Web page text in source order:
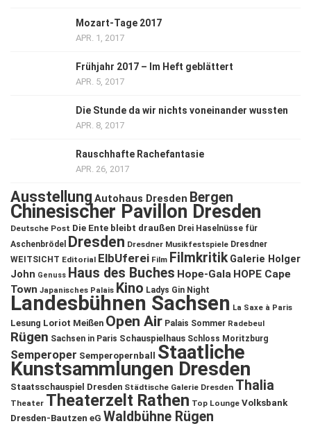
Mozart-Tage 2017
APR. 1, 2017
Frühjahr 2017 – Im Heft geblättert
APR. 5, 2017
Die Stunde da wir nichts voneinander wussten
APR. 8, 2017
Rauschhafte Rachefantasie
APR. 26, 2017
Ausstellung Autohaus Dresden Bergen
Chinesischer Pavillon Dresden
Deutsche Post Die Ente bleibt draußen Drei Haselnüsse für
Aschenbrödel
Dresden Dresdner Musikfestspiele Dresdner
WEITSICHT Editorial ElbUferei Film Filmkritik Galerie Holger
John Genuss Haus des Buches Hope-Gala HOPE Cape
Town Japanisches Palais Kino Ladys Gin Night
Landesbühnen Sachsen La Saxe à Paris
Lesung Loriot Meißen Open Air Palais Sommer Radebeul
Rügen Sachsen in Paris Schauspielhaus Schloss Moritzburg
Semperoper Semperopernball Staatliche
Kunstsammlungen Dresden
Staatsschauspiel Dresden Städtische Galerie Dresden Thalia
Theater Theaterzelt Rathen Top Lounge Volksbank
Dresden-Bautzen eG Waldbühne Rügen